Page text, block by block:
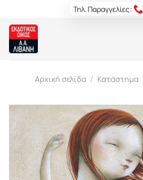
content
Τηλ. Παραγγελίες:
Αρχική σελίδα / Κατάστημα